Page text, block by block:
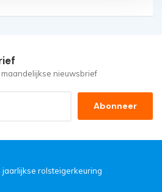
nieuwsbrief
Abonneer
jaarlijkse rolsteigerkeuring